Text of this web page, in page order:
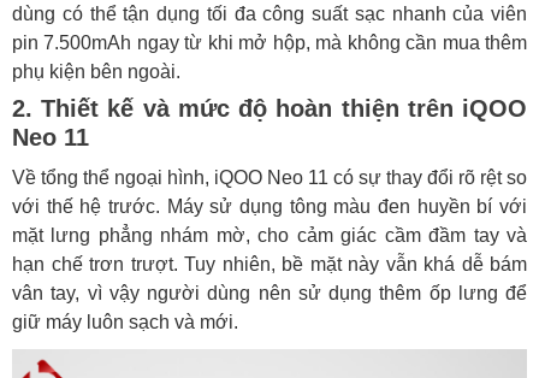
dùng có thể tận dụng tối đa công suất sạc nhanh của viên
pin 7.500mAh ngay từ khi mở hộp, mà không cần mua thêm
phụ kiện bên ngoài.
2. Thiết kế và mức độ hoàn thiện trên iQOO
Neo 11
Về tổng thể ngoại hình, iQOO Neo 11 có sự thay đổi rõ rệt so
với thế hệ trước. Máy sử dụng tông màu đen huyền bí với
mặt lưng phẳng nhám mờ, cho cảm giác cầm đầm tay và
hạn chế trơn trượt. Tuy nhiên, bề mặt này vẫn khá dễ bám
vân tay, vì vậy người dùng nên sử dụng thêm ốp lưng để
giữ máy luôn sạch và mới.